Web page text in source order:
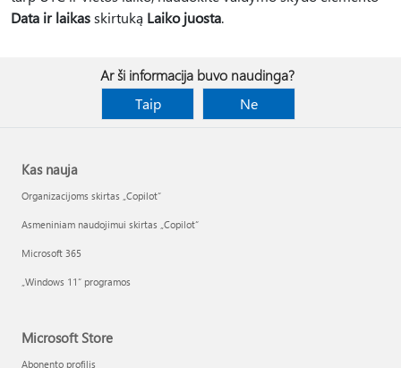
Data ir laikasskirtuką Laiko juosta.
Ar ši informacija buvo naudinga?
Taip
Ne
Kas nauja
Organizacijoms skirtas „Copilot“
Asmeniniam naudojimui skirtas „Copilot“
Microsoft 365
„Windows 11“ programos
Microsoft Store
Abonento profilis